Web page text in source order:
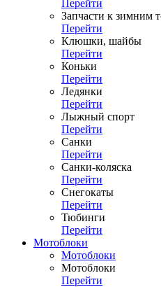
Перейти
Запчасти к зимним
Перейти
Клюшки, шайбы
Перейти
Коньки
Перейти
Ледянки
Перейти
Лыжный спорт
Перейти
Санки
Перейти
Санки-коляска
Перейти
Снегокаты
Перейти
Тюбинги
Перейти
Мотоблоки
Мотоблоки
Мотоблоки
Перейти